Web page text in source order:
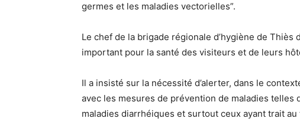
germes et les maladies vectorielles”.
Le chef de la brigade régionale d’hygiène de
important pour la santé des visiteurs et de leurs
Il a insisté sur la nécessité d’alerter, dans le
avec les mesures de prévention de maladies telles
maladies diarrhéiques et surtout ceux ayant trait au